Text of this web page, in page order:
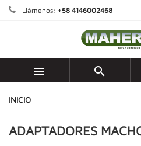
Llámenos: +58 4146002468
 
INICIO
ADAPTADORES